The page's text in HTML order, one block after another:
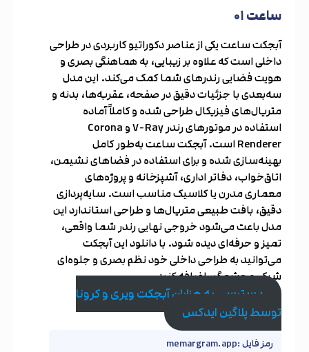
ساعت ۰۱
آبجکت ساعت یکی از عناصر دکوراتیو کاربردی در طراحی
داخلی است که علاوه بر زیبایی، به هماهنگی بصری و
هویت فضایی رندرهای شما کمک می‌کند. این مدل
سه‌بعدی با جزئیات دقیق در صفحه، عقربه‌ها، بدنه و
متریال‌های فیزیکال طراحی شده و کاملاً آماده
استفاده در موتورهای رندر V-Ray و Corona
Renderer است. آبجکت ساعت به‌طور کامل
بهینه‌سازی شده و برای استفاده در فضاهای نشیمن،
اتاق‌خواب، دفاتر اداری، آشپزخانه و پروژه‌های
معماری مدرن یا کلاسیک مناسب است. سایه‌پردازی
دقیق، بافت طبیعی متریال‌ها و طراحی استاندارد این
مدل باعث می‌شود خروجی نهایی رندر شما واقعی،
تمیز و حرفه‌ای دیده شود. با دانلود این آبجکت
می‌توانید به طراحی داخلی خود نظم بصری و جلوه‌ای
شیک و چشمگیر اضافه کنید.
دسترسی به هزاران آبجکت ویری و کرونا
توسط پلاگین ایدکس
رمز فایل :memargram.app